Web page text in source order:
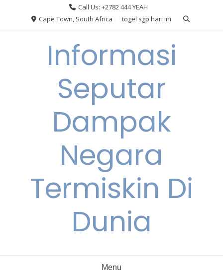
Call Us: +2782 444 YEAH
Cape Town, South Africa
togel sgp hari ini
Informasi
Seputar
Dampak
Negara
Termiskin Di
Dunia
Menu